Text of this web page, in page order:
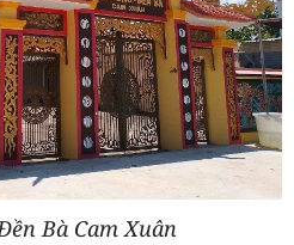
Bà Cam Xuân